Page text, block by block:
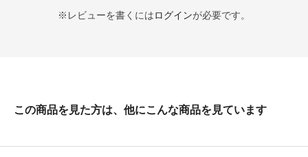
※レビューを書くにはログインが必要です。
この商品を見た方は、他にこんな商品を見ています